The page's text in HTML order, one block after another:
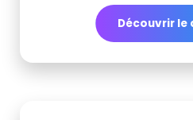
Découvrir le